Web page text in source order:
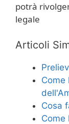
potrà
legale
Articoli
Come
Cosa
Come